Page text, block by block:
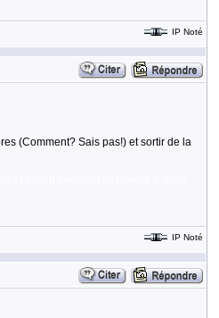
IP Noté
(Comment? Sais pas!) et sortir de la
IP Noté